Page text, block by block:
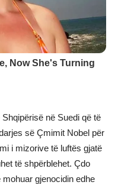
në Suedi që të
së Çmimit Nobel për
i mizorive të luftës gjatë
të shpërblehet. Çdo
gjenocidin edhe